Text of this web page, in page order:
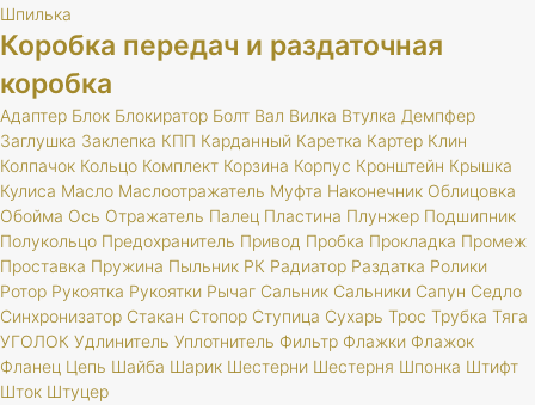
Шпилька
Коробка передач и раздаточная
коробка
Адаптер Блок Блокиратор Болт Вал Вилка Втулка Демпфер
Заглушка Заклепка КПП Карданный Каретка Картер Клин
Колпачок Кольцо Комплект Корзина Корпус Кронштейн Крышка
Кулиса Масло Маслоотражатель Муфта Наконечник Облицовка
Обойма Ось Отражатель Палец Пластина Плунжер Подшипник
Полукольцо Предохранитель Привод Пробка Прокладка Промеж
Проставка Пружина Пыльник РК Радиатор Раздатка Ролики
Ротор Рукоятка Рукоятки Рычаг Сальник Сальники Сапун Седло
Синхронизатор Стакан Стопор Ступица Сухарь Трос Трубка Тяга
УГОЛОК Удлинитель Уплотнитель Фильтр Флажки Флажок
Фланец Цепь Шайба Шарик Шестерни Шестерня Шпонка Штифт
Шток Штуцер